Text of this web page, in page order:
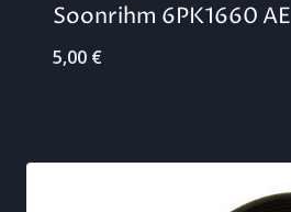
Soonrihm 6PK1660 AE
5,00 €